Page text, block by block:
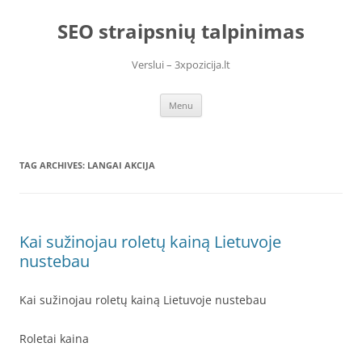
contentSEO straipsnių talpinimas
Verslui – 3xpozicija.lt
Menu
TAG ARCHIVES: LANGAI AKCIJA
Kai sužinojau roletų kainą Lietuvoje
nustebau
Kai sužinojau roletų kainą Lietuvoje nustebau
Roletai kaina